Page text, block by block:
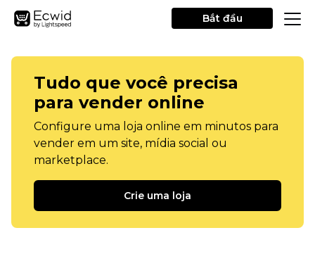
Bắt đầu
Tudo que você precisa
para vender online
Configure uma loja online em minutos para
vender em um site, mídia social ou
marketplace.
Crie uma loja